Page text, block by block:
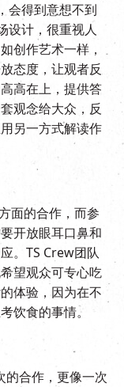
会得到意想不到
设计，很重视人
创作艺术一样，
态度，让观者反
高在上，提供答
观念给大众，反
另一方式解读作
面的合作，而参
开放眼耳口鼻和
。TS Crew团队
望观众可专心吃
体验，因为在不
饮食的事情。
的合作，更像一次